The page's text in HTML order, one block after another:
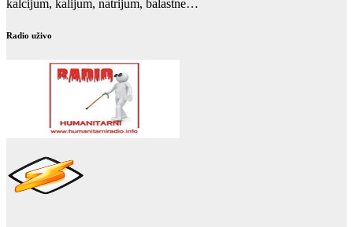
kalcijum, kalijum, natrijum, balastne…
Radio uživo